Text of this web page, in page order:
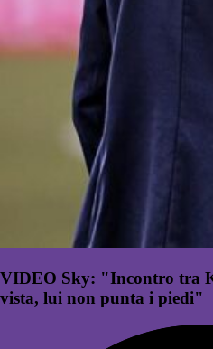
VIDEO Sky: "Incontro tra
vista, lui non punta i piedi"